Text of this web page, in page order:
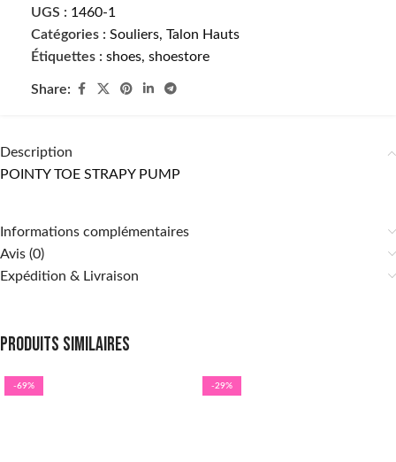
UGS : 1460-1
Catégories : Souliers, Talon Hauts
Étiquettes : shoes, shoestore
Share:
Description
POINTY TOE STRAPY PUMP
Informations complémentaires
Avis (0)
Expédition & Livraison
Produits similaires
-69% -29%